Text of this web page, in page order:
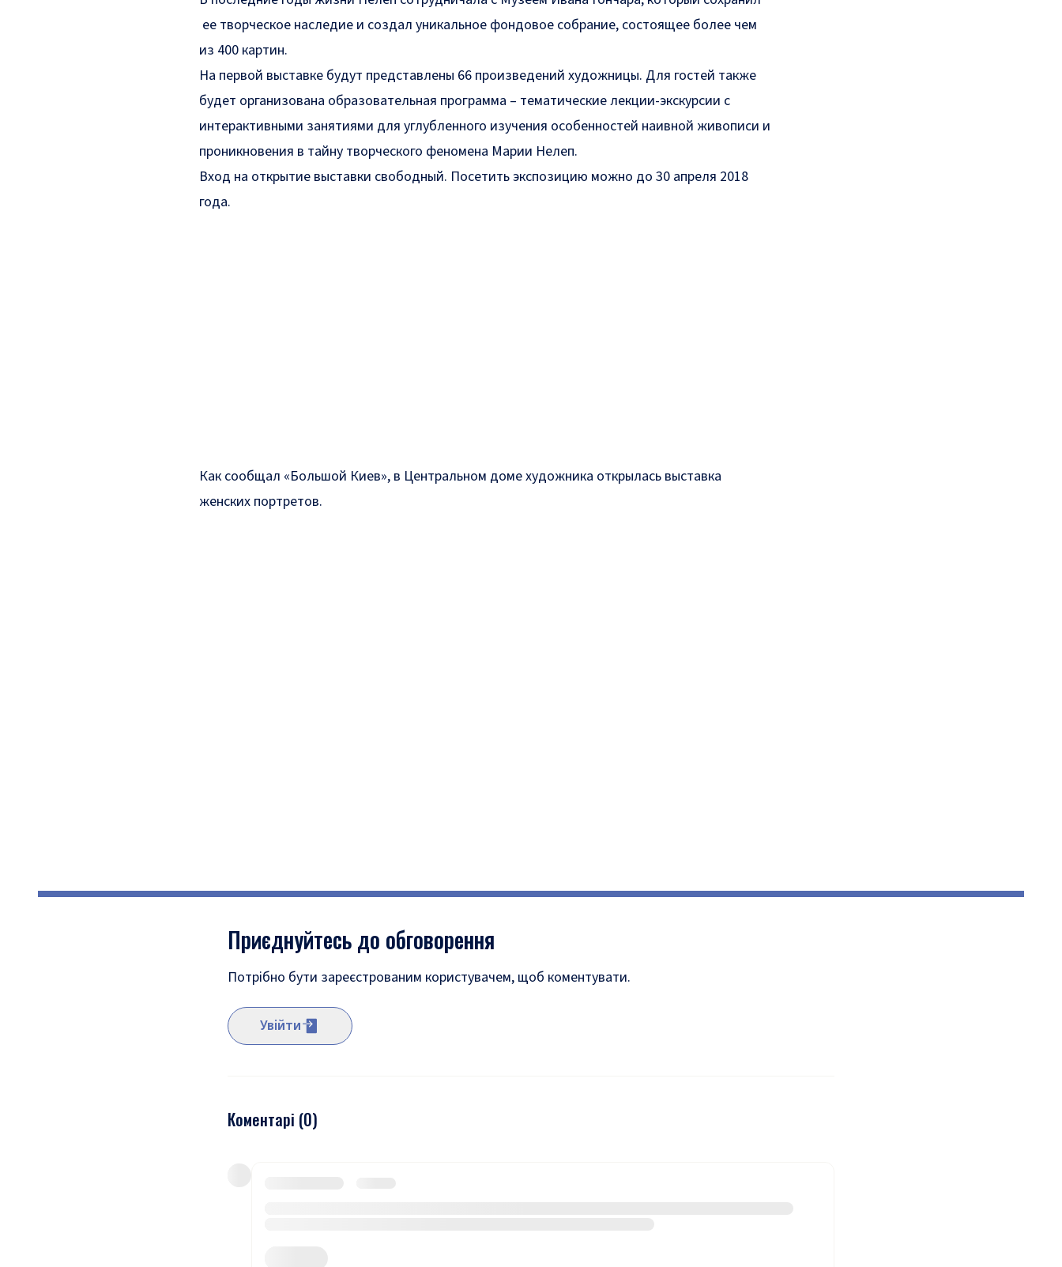
ее творческое наследие и создал уникальное фондовое собрание, состоящее более чем
из 400 картин.
На первой выставке будут представлены 66 произведений художницы. Для гостей также
будет организована образовательная программа – тематические лекции-экскурсии с
интерактивными занятиями для углубленного изучения особенностей наивной живописи и
проникновения в тайну творческого феномена Марии Нелеп.
Вход на открытие выставки свободный. Посетить экспозицию можно до 30 апреля 2018
года.
Как сообщал «Большой Киев», в Центральном доме художника открылась выставка
женских портретов.
Приєднуйтесь до обговорення
Потрібно бути зареєстрованим користувачем, щоб коментувати.
Увійти
Коментарі (0)